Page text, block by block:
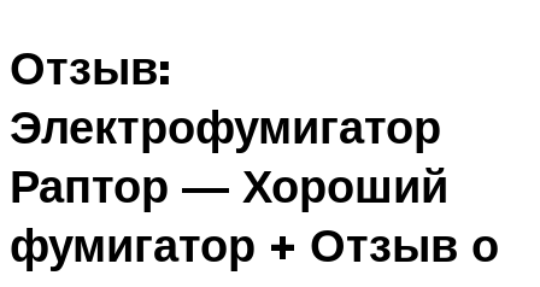
Отзыв:
Электрофумигатор
Раптор — Хороший
фумигатор + Отзыв о